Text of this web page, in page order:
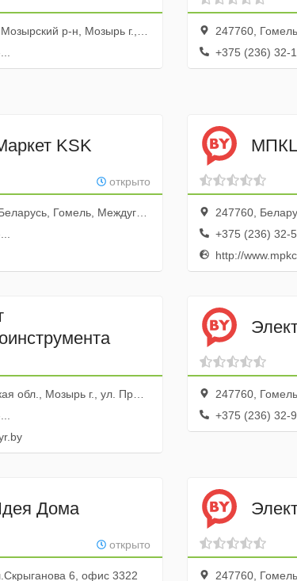
р-н, Мозырь г., ул. Данилевского, 39а
247760, Гомельская
+375 (236) 32-
KSK
открыто
Гомель, Междугородная улица, 7
247760, Беларусь,
+375 (236) 32-
http://
г., ул. Пролетарская, 93, стр.19
247760, Гомельская
+375 (236) 32-
Дома
открыто
6, офис 3322
247760, Гомельская